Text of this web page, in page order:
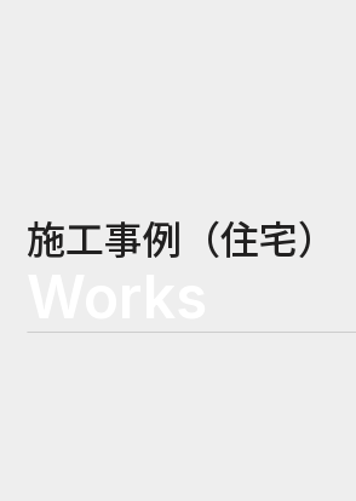
施工事例（住宅）